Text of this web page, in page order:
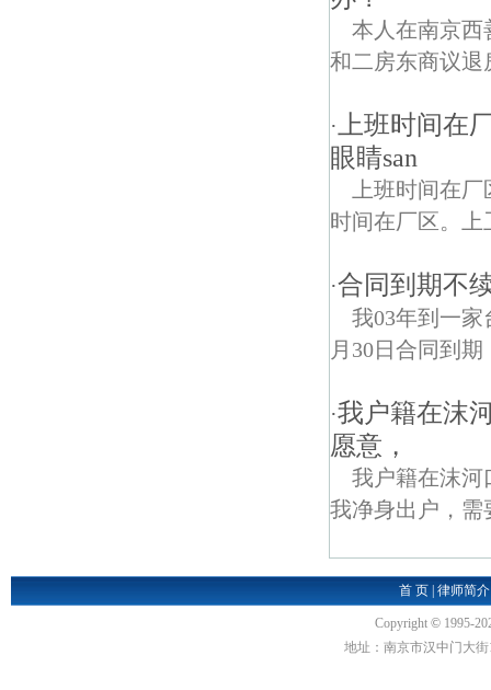
本人在南京西
和二房东商议退
·
上班时间在
眼睛san
上班时间在
时间在厂区。
·合同到期不
我03年到一家
月30日合同到
·我户籍在沫
愿意，
我户籍在沫河
我净身出户，需
首 页 |律师简介
Copyright © 1995-
地址：南京市汉中门大街